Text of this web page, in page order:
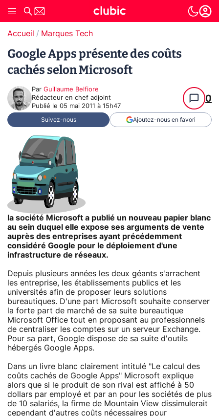
Accueil Marques Tech
Google Apps présente des coûts
cachés selon Microsoft
Par Guillaume Belfiore
Rédacteur en chef adjoint
Publié le 05 mai 2011 à 15h47
0
Suivez-nous Ajoutez-nous en favori
la société Microsoft a publié un nouveau papier blanc
au sein duquel elle expose ses arguments de vente
auprès des entreprises ayant précédemment
considéré Google pour le déploiement d'une
infrastructure de réseaux.
Depuis plusieurs années les deux géants s'arrachent
les entreprise, les établissements publics et les
universités afin de proposer leurs solutions
bureautiques. D'une part Microsoft souhaite conserver
la forte part de marché de sa suite bureautique
Microsoft Office tout en proposant au professionnels
de centraliser les comptes sur un serveur Exchange.
Pour sa part, Google dispose de sa suite d'outils
hébergés Google Apps.
Dans un livre blanc clairement intitulé "Le calcul des
coûts cachés de Google Apps" Microsoft explique
alors que si le produit de son rival est affiché à 50
dollars par employé et par an pour les sociétés de plus
de 10 salariés, la firme de Mountain View dissimulerait
cependant d'autres coûts nécessaires pour